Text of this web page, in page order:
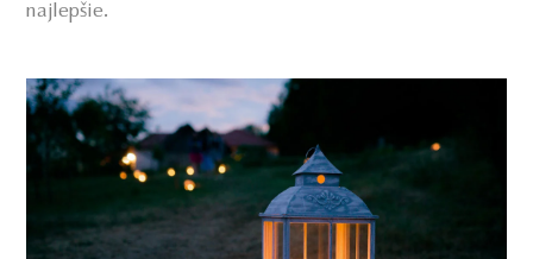
najlepšie.